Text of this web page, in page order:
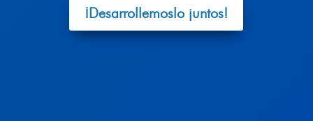
¡Desarrollemoslo juntos!